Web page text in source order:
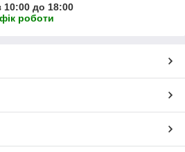
10:00 до 18:00
роботи